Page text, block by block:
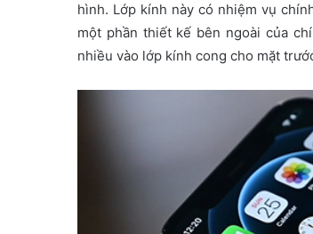
hình. Lớp kính này có nhiệm vụ
một phần thiết kế bên ngoài của
nhiều vào lớp kính cong cho mặt